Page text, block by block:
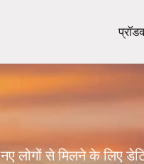
नए लोगों से मिलने के लिए